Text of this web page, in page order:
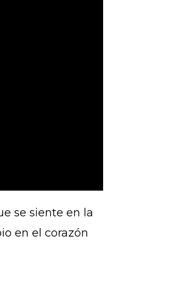
se siente en la
en el corazón